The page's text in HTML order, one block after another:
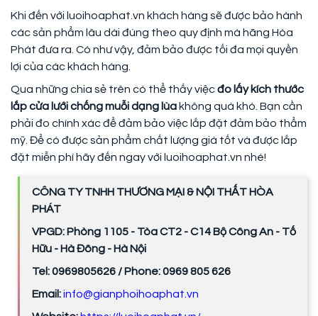
Khi đến với luoihoaphat.vn khách hàng sẽ được bảo hành
các sản phẩm lâu dài đúng theo quy định mà hãng Hòa
Phát đưa ra. Có như vậy, đảm bảo được tối đa mọi quyền
lợi của các khách hàng.
Qua những chia sẻ trên có thể thấy việcđo lấy kích thước
lắp cửa lưới chống muỗi dạng lùa không quá khó. Bạn cần
phải đo chính xác để đảm bảo việc lắp đặt đảm bảo thẩm
mỹ. Để có được sản phẩm chất lượng giá tốt và được lắp
đặt miễn phí hãy đến ngay với luoihoaphat.vn nhé!
CÔNG TY TNHH THƯƠNG MẠI & NỘI THẤT HÒA
PHÁT
VPGD: Phòng 1105 - Tòa CT2 - C14 Bộ Công An - Tố
Hữu - Hà Đông - Hà Nội
Tel: 0969805626 / Phone: 0969 805 626
Email:info@gianphoihoaphat.vn